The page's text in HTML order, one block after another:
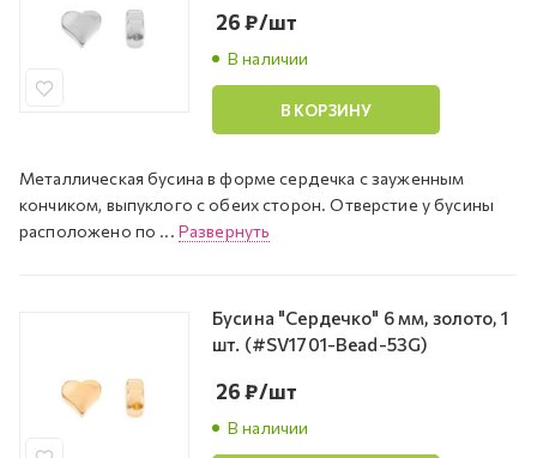
В наличии
26₽/шт
В КОРЗИНУ
Металлическая бусина в форме сердечка с зауженным
кончиком, выпуклого с обеих сторон. Отверстие у бусины
расположено по ... Развернуть
Бусина "Сердечко" 6 мм, золото, 1
шт. (#SV1701-Bead-53G)
В наличии
26₽/шт